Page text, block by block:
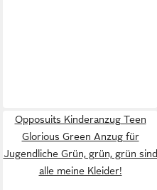
Opposuits Kinderanzug Teen
Glorious Green Anzug für
Jugendliche Grün, grün, grün sind
alle meine Kleider!